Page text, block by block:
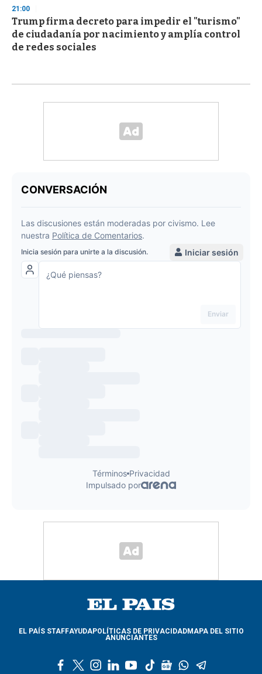
21:00
Trump firma decreto para impedir el "turismo"
de ciudadanía por nacimiento y amplía control
de redes sociales
EL PAÍS STAFFAYUDAPOLÍTICAS DE PRIVACIDADMAPA DEL SITIO
ANUNCIANTES
l
y
t
g
w